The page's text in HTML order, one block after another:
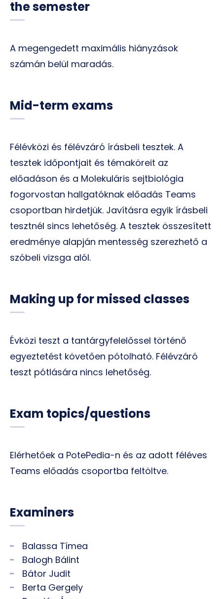
the semester
A megengedett maximális hiányzások
számán belül maradás.
Mid-term exams
Félévközi és félévzáró írásbeli tesztek. A
tesztek időpontjait és témaköreit az
előadáson és a Molekuláris sejtbiológia
fogorvostan hallgatóknak előadás Teams
csoportban hirdetjük. Javításra egyik írásbeli
tesztnél sincs lehetőség. A tesztek összesített
eredménye alapján mentesség szerezhető a
szóbeli vizsga alól.
Making up for missed classes
Évközi teszt a tantárgyfelelőssel történő
egyeztetést követően pótolható. Félévzáró
teszt pótlására nincs lehetőség.
Exam topics/questions
Elérhetőek a PotePedia-n és az adott féléves
Teams előadás csoportba feltöltve.
Examiners
Balassa Tímea
Balogh Bálint
Bátor Judit
Berta Gergely